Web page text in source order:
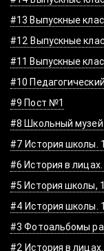
#13 Выпускные
#12 Выпускные
#11 Выпускные
#10
#9 Пост №1
#8 Школьный музей
#7 История школы.
#6 История в
#5 История школы,
#4 История школы.
#3 Фотоальбомы
#2 История в